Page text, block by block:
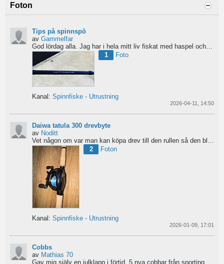
Foton
Tips på spinnspö
av Gammelfar
God lördag alla. Jag har i hela mitt liv fiskat med haspel och har för något år sedan hittat min...
1
Foto
Kanal: Spinnfiske - Utrustning
2026-04-11, 14:50
Daiwa tatula 300 drevbyte
av Noditt
Vet någon om var man kan köpa drev till den rullen så den blir lågutväxlad har en japansk 8.1 det är...
2
Foton
Kanal: Spinnfiske - Utrustning
2026-01-09, 17:01
Cobbs
av Mathias 70